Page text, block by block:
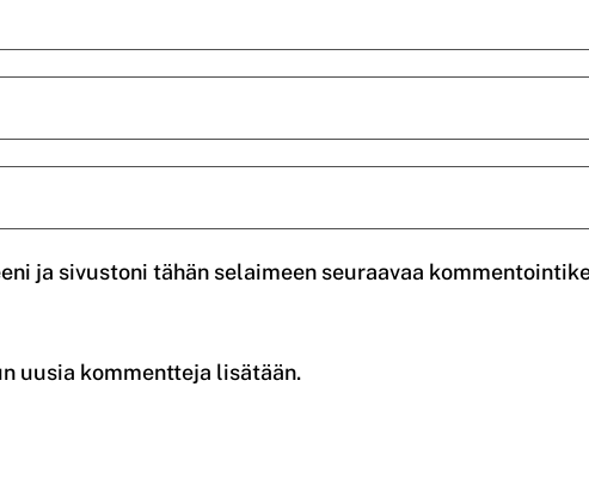
ja sivustoni tähän selaimeen seuraavaa
uusia kommentteja lisätään.